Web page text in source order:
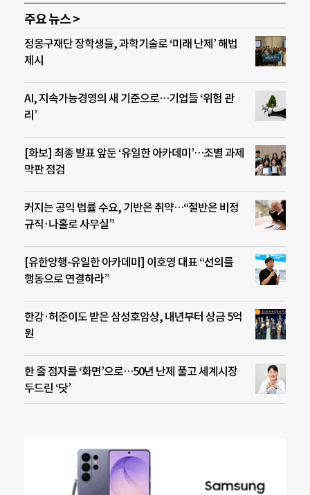
주요 뉴스 >
정몽구재단 장학생들, 과학기술로 ‘미래 난제’ 해법
제시
AI, 지속가능경영의 새 기준으로…기업들 ‘위험 관
리’
[화보] 최종 발표 앞둔 ‘유일한 아카데미’…조별 과제
막판 점검
커지는 공익 법률 수요, 기반은 취약…“절반은 비정
규직·나홀로 사무실”
[유한양행-유일한 아카데미] 이호영 대표 “선의를
행동으로 연결하라”
한강·허준이도 받은 삼성호암상, 내년부터 상금 5억
원
한 줄 점자를 ‘화면’으로…50년 난제 풀고 세계시장
두드린 ‘닷’